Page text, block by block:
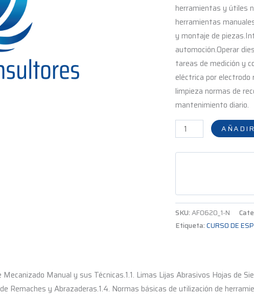
herramientas y útiles
herramientas
y montaje de
automoción.Operar
tareas de medición y
eléctrica por
limpieza normas de
mantenimiento diario.
SKU:AF0620_1-N
Etiqueta:CURSO DE
Mecanizado Manual y sus Técnicas.1.1. Limas Lijas Abrasivos Hojas de
Remaches y Abrazaderas.1.4. Normas básicas de utilización de